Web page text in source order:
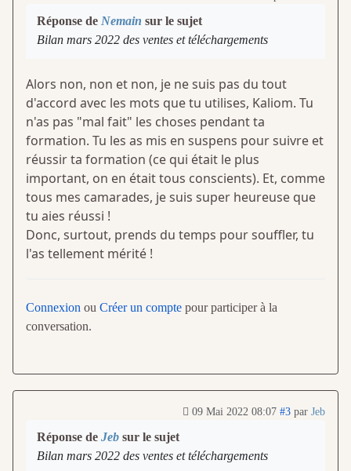
Réponse de Nemain sur le sujet
Bilan mars 2022 des ventes et téléchargements
Alors non, non et non, je ne suis pas du tout
d'accord avec les mots que tu utilises, Kaliom. Tu
n'as pas "mal fait" les choses pendant ta
formation. Tu les as mis en suspens pour suivre et
réussir ta formation (ce qui était le plus
important, on en était tous conscients). Et, comme
tous mes camarades, je suis super heureuse que
tu aies réussi !
Donc, surtout, prends du temps pour souffler, tu
l'as tellement mérité !
Connexion ou Créer un compte pour participer à la
conversation.
09 Mai 2022 08:07 #3 par Jeb
Réponse de Jeb sur le sujet
Bilan mars 2022 des ventes et téléchargements